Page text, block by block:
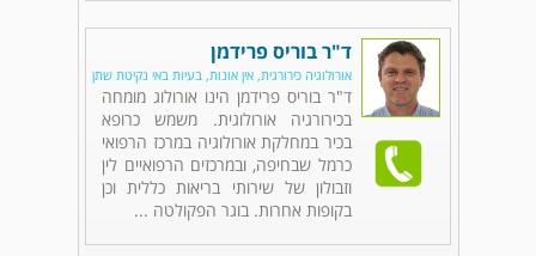
ד"ר בוריס פרידמן
אורולוגיה כירורגית, אין אונות, בעיות באי נקיטת שתן
ד"ר בוריס פרידמן הינו אורולוג מומחה
בכירורגיה אורולוגית. משמש כרופא
בכיר במחלקת אורולוגיה במרכז הרפואי
כרמל שבחיפה, ובמרכזים הרפואיים לין
וזבולון של שירותי בריאות כללית וכן
בקופות אחרות. בוגר הפקולטה ...